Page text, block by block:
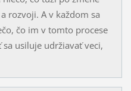
rozvoji. A v každom sa
čo im v tomto procese
sa usiluje udržiavať veci,